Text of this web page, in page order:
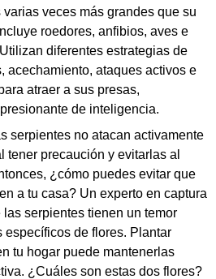
varias veces más grandes que su
roedores, anfibios, aves e
diferentes estrategias de
acechamiento, ataques activos e
atraer a sus presas,
de inteligencia.
serpientes no atacan activamente
tener precaución y evitarlas al
¿cómo puedes evitar que
a tu casa? Un experto en captura
serpientes tienen un temor
específicos de flores. Plantar
tu hogar puede mantenerlas
¿Cuáles son estas dos flores?